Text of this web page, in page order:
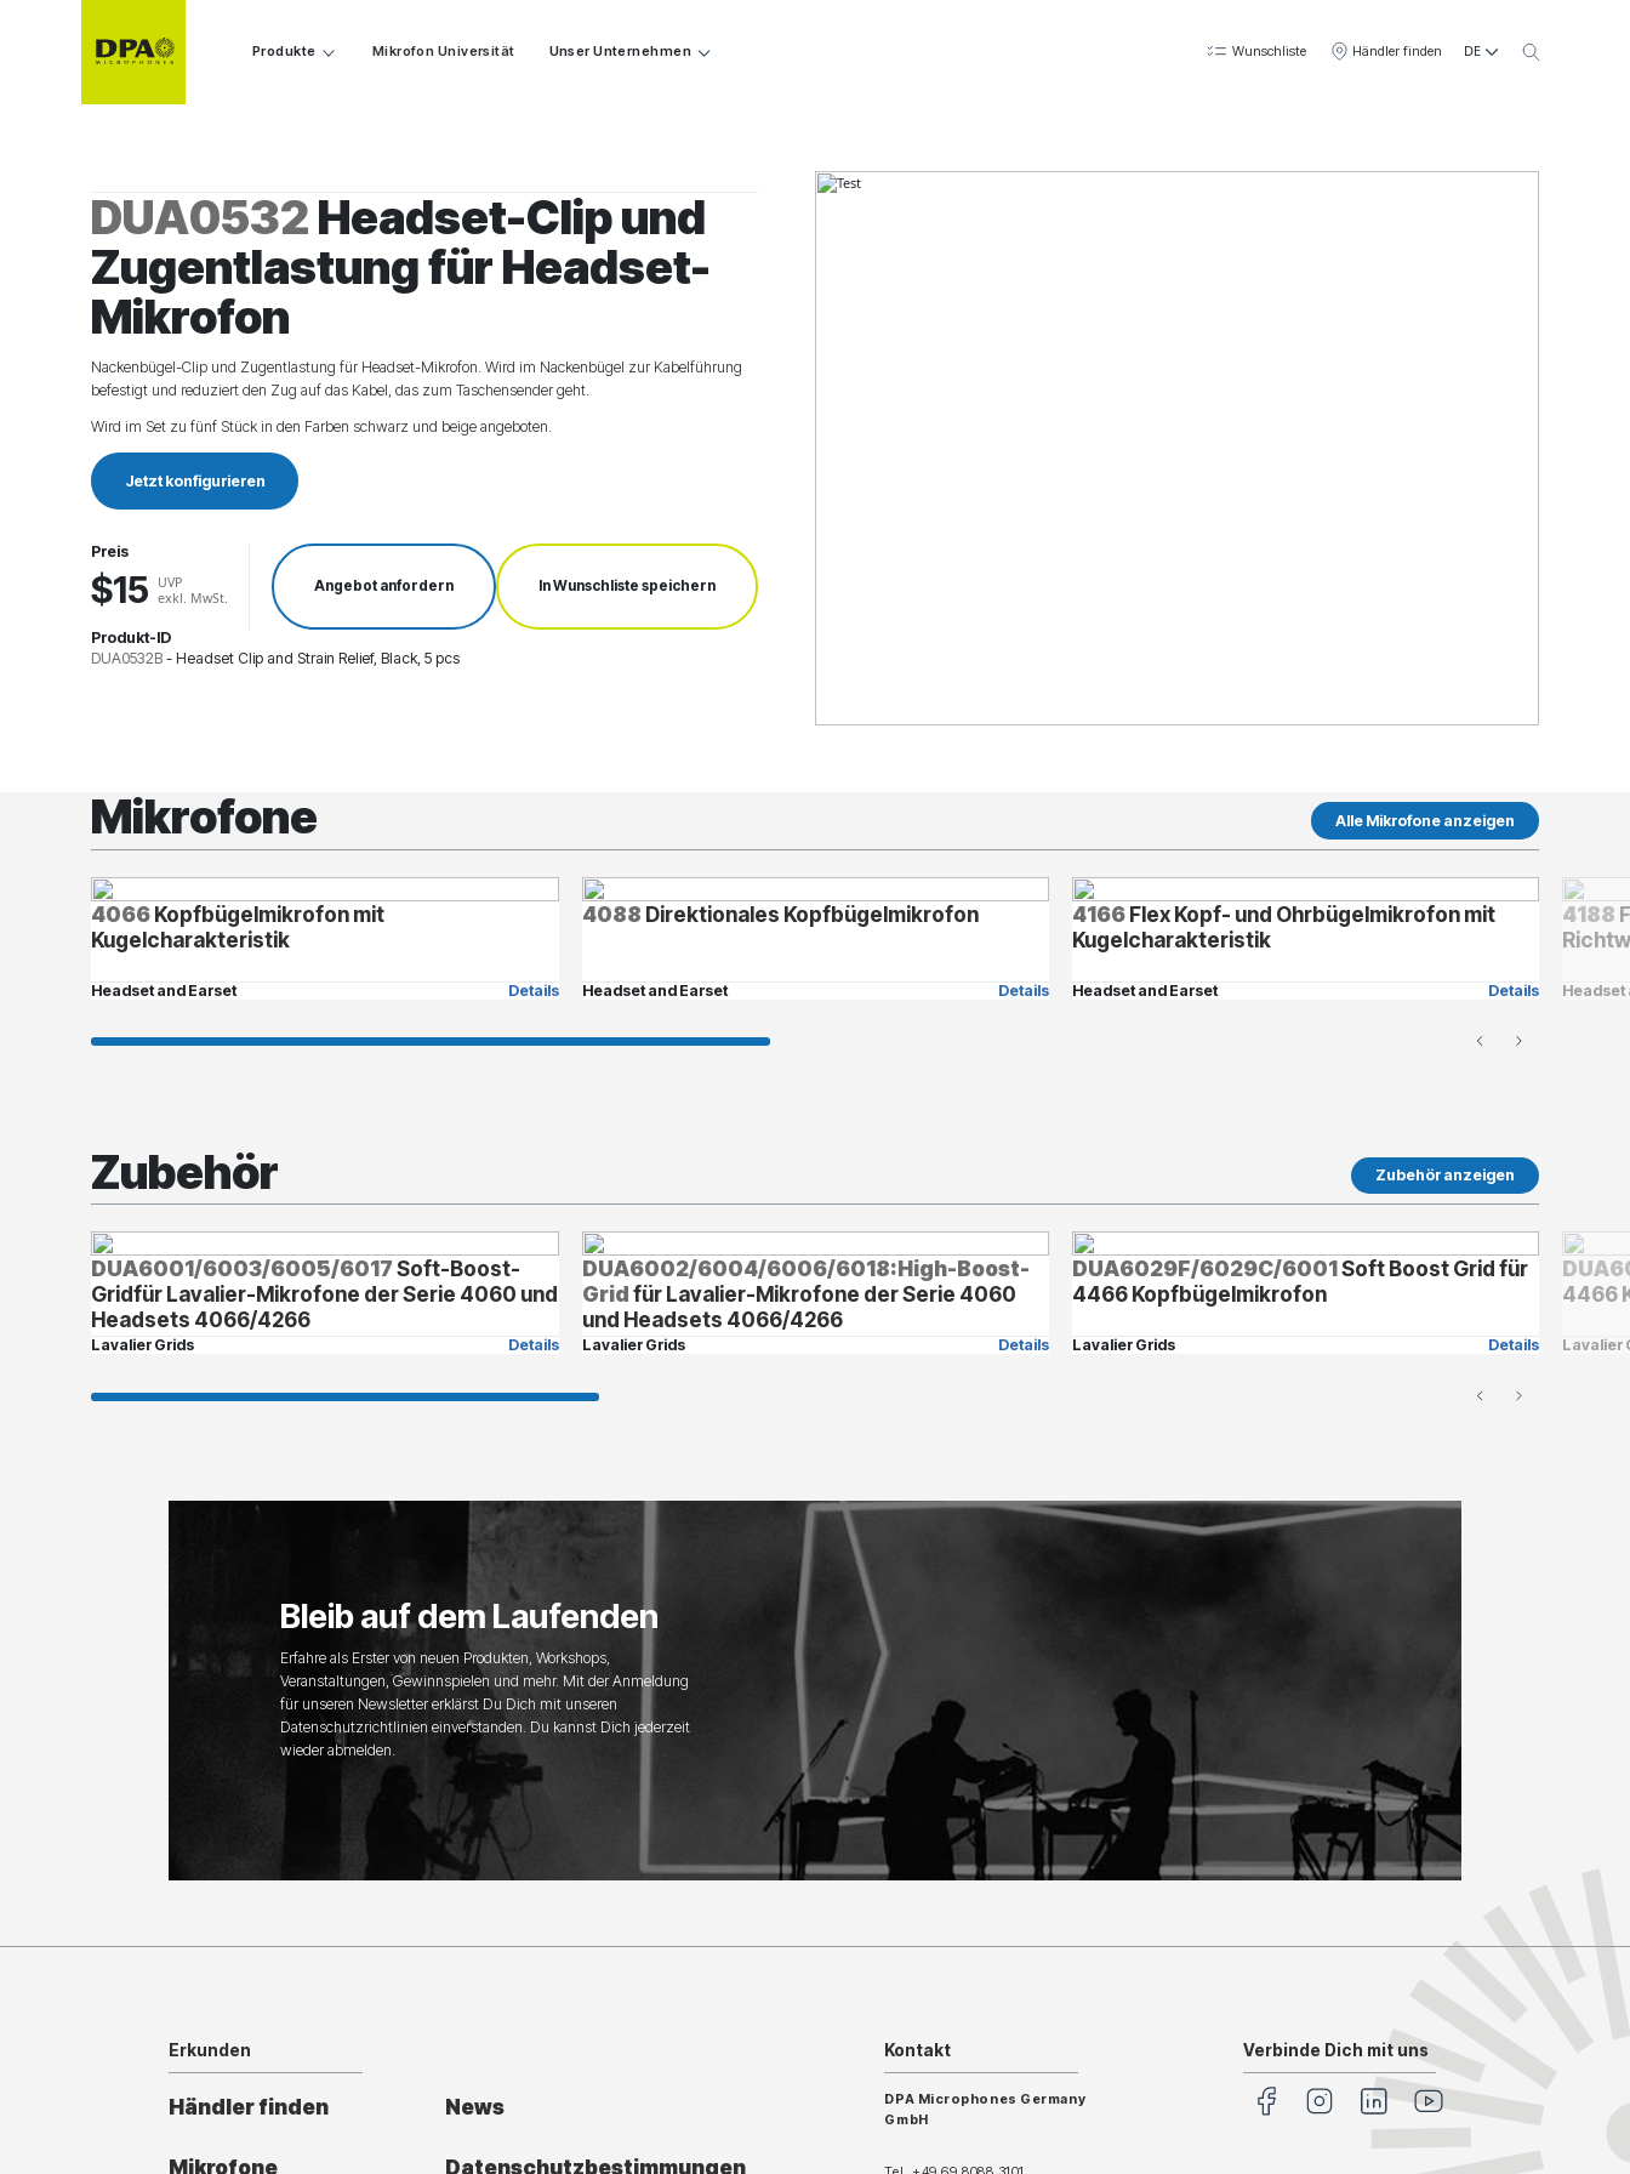
Produkte Mikrofon Universität Unser Unternehmen Wunschliste Händler finden DE
DUA0532Headset-Clip und
Zugentlastung für Headset-
Mikrofon
Nackenbügel-Clip und Zugentlastung für Headset-Mikrofon. Wird im Nackenbügel zur Kabelführung
befestigt und reduziert den Zug auf das Kabel, das zum Taschensender geht.
Wird im Set zu fünf Stück in den Farben schwarz und beige angeboten.
Jetzt konfigurieren
Preis
$15
UVP
exkl. MwSt.
Angebot anfordern In Wunschliste speichern
Produkt-ID
DUA0532B -Headset Clip and Strain Relief, Black, 5 pcs
Mikrofone Alle Mikrofone anzeigen
4066Kopfbügelmikrofon mit
Kugelcharakteristik
Headset and Earset Details
4088 Direktionales Kopfbügelmikrofon
Headset and Earset Details
4166Flex Kopf- und Ohrbügelmikrofon mit
Kugelcharakteristik
Headset and Earset Details
4188
Headset
Zubehör Zubehör anzeigen
DUA6001/6003/6005/6017Soft-Boost-
Gridfür Lavalier-Mikrofone der Serie 4060 und
Headsets 4066/4266
Lavalier Grids Details
DUA6002/6004/6006/6018:High-Boost-
Gridfür Lavalier-Mikrofone der Serie 4060
und Headsets 4066/4266
Lavalier Grids Details
DUA6029F/6029C/6001Soft Boost Grid für
4466 Kopfbügelmikrofon
Lavalier Grids Details
4466
Lavalier
Bleib auf dem Laufenden
Erfahre als Erster von neuen Produkten, Workshops,
Veranstaltungen, Gewinnspielen und mehr. Mit der Anmeldung
für unseren Newsletter erklärst Du Dich mit unseren
Datenschutzrichtlinien einverstanden. Du kannst Dich jederzeit
wieder abmelden.
Erkunden
Händler finden News
Mikrofone Datenschutzbestimmungen
Kontakt
DPA Microphones Germany
GmbH
Verbinde Dich mit uns